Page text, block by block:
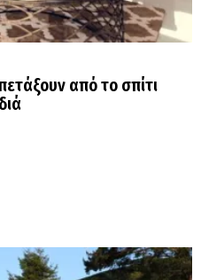
από το σπίτι